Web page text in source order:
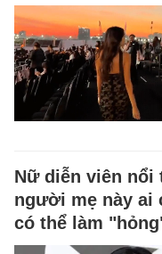
Nữ diễn viên nổi
người mẹ này ai
có thể làm